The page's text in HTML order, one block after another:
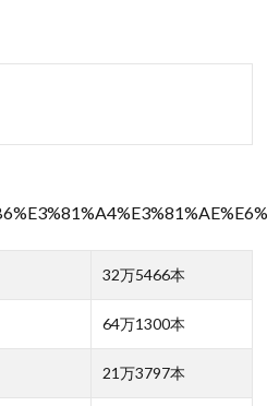
32万5466本
64万1300本
21万3797本